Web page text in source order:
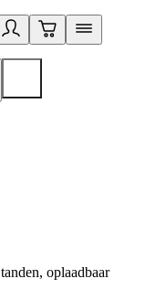
oplaadbaar